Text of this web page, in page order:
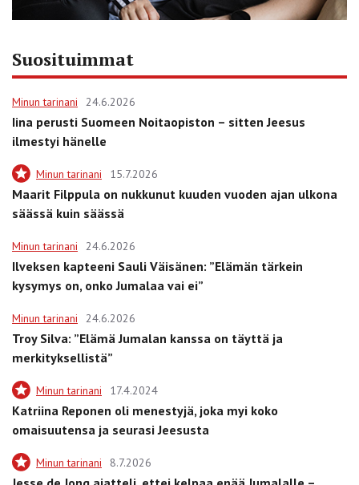
Suosituimmat
Minun tarinani 24.6.2026
Iina perusti Suomeen Noitaopiston – sitten Jeesus
ilmestyi hänelle
Minun tarinani 15.7.2026
Maarit Filppula on nukkunut kuuden vuoden ajan ulkona
säässä kuin säässä
Minun tarinani 24.6.2026
Ilveksen kapteeni Sauli Väisänen: ”Elämän tärkein
kysymys on, onko Jumalaa vai ei”
Minun tarinani 24.6.2026
Troy Silva: ”Elämä Jumalan kanssa on täyttä ja
merkityksellistä”
Minun tarinani 17.4.2024
Katriina Reponen oli menestyjä, joka myi koko
omaisuutensa ja seurasi Jeesusta
Minun tarinani 8.7.2026